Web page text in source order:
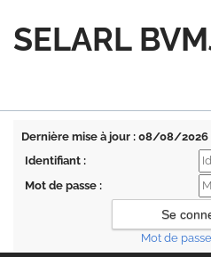
SELARL
Dernière mise à jour : 08/08/2026
Identifiant :
Mot de passe :
Mot de